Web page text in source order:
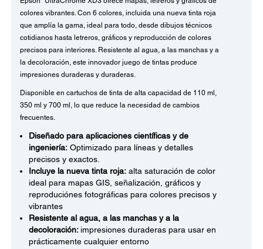
colores vibrantes. Con 6 colores, incluida una nueva tinta roja
que amplía la gama, ideal para todo, desde dibujos técnicos
cotidianos hasta letreros, gráficos y reproducción de colores
precisos para interiores. Resistente al agua, a las manchas y a
la decoloración, este innovador juego de tintas produce
impresiones duraderas y duraderas.
Disponible en cartuchos de tinta de alta capacidad de 110 ml,
350 ml y 700 ml, lo que reduce la necesidad de cambios
frecuentes.
Diseñado para aplicaciones científicas y de
ingeniería: Optimizado para líneas y detalles
precisos y exactos.
Incluye la nueva tinta roja: alta saturación de color
ideal para mapas GIS, señalización, gráficos y
reproduciónes fotográficas para colores precisos y
vibrantes
Resistente al agua, a las manchas y a la
decoloración: impresiones duraderas para usar en
prácticamente cualquier entorno